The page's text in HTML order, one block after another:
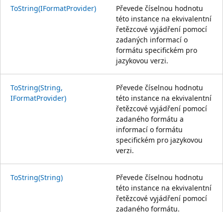
ToString(IFormatProvider)
Převede číselnou hodnotu
této instance na ekvivalentní
řetězcové vyjádření pomocí
zadaných informací o
formátu specifickém pro
jazykovou verzi.
ToString(String,
IFormatProvider)
Převede číselnou hodnotu
této instance na ekvivalentní
řetězcové vyjádření pomocí
zadaného formátu a
informací o formátu
specifickém pro jazykovou
verzi.
ToString(String)
Převede číselnou hodnotu
této instance na ekvivalentní
řetězcové vyjádření pomocí
zadaného formátu.